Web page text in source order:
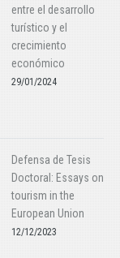
entre el desarrollo
turístico y el
crecimiento
económico
29/01/2024
Defensa de Tesis
Doctoral: Essays on
tourism in the
European Union
12/12/2023